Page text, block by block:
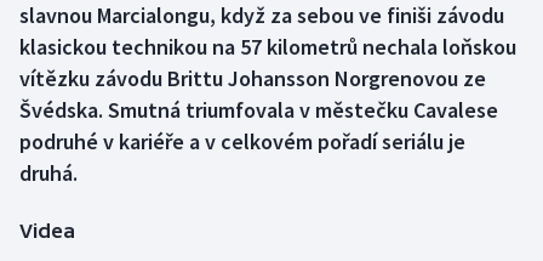
Curling
Cyklistika
Dostihy
slavnou Marcialongu, když za sebou ve finiši závodu
klasickou technikou na 57 kilometrů nechala loňskou
vítězku závodu Brittu Johansson Norgrenovou ze
Švédska. Smutná triumfovala v městečku Cavalese
podruhé v kariéře a v celkovém pořadí seriálu je
druhá.
Videa